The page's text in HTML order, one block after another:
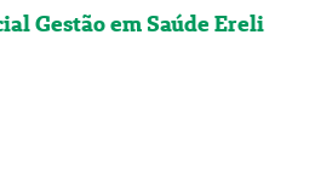
Gestão em Saúde Ereli